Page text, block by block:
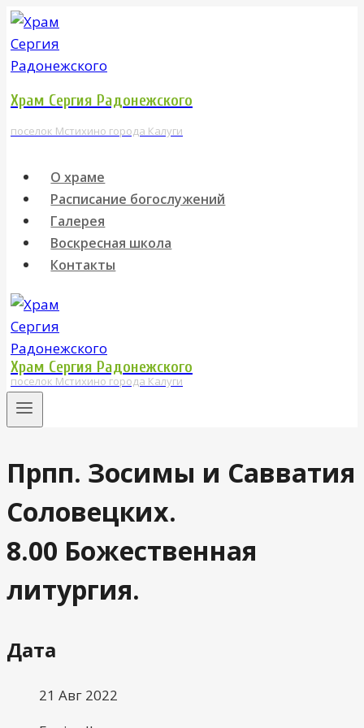
Перейти
к
содержимому
Храм Сергия Радонежского
поселок Мстихино города Калуги
О храме
Расписание богослужений
Галерея
Воскресная школа
Контакты
Храм Сергия Радонежского
поселок Мстихино города Калуги
Прпп. Зосимы и Савватия
Соловецких.
8.00 Божественная
литургия.
Дата
21 Авг 2022